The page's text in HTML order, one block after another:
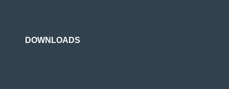
DOWNLOADS